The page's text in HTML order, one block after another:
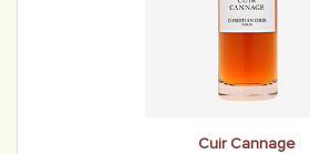
Cuir Cannage